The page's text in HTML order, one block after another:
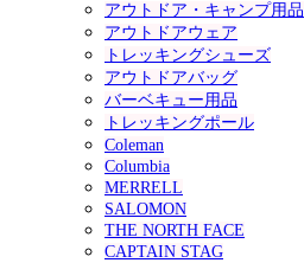
アウトドア・キャンプ用品
アウトドアウェア
トレッキングシューズ
アウトドアバッグ
バーベキュー用品
トレッキングポール
Coleman
Columbia
MERRELL
SALOMON
THE NORTH FACE
CAPTAIN STAG